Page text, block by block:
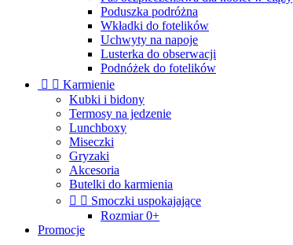
Poduszka podróżna
Wkładki do fotelików
Uchwyty na napoje
Lusterka do obserwacji
Podnóżek do fotelików
  Karmienie
Kubki i bidony
Termosy na jedzenie
Lunchboxy
Miseczki
Gryzaki
Akcesoria
Butelki do karmienia
  Smoczki uspokajające
Rozmiar 0+
Promocje